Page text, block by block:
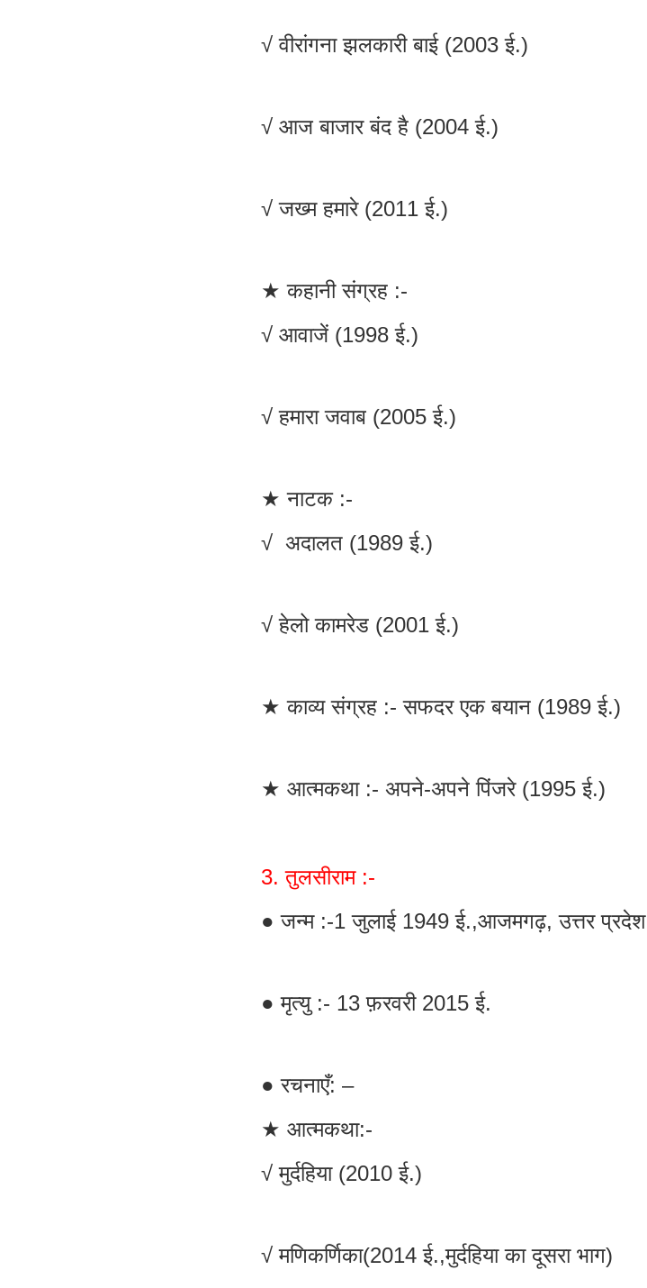
√ वीरांगना झलकारी बाई (2003 ई.)
√ आज बाजार बंद है (2004 ई.)
√ जख्म हमारे (2011 ई.)
★ कहानी संग्रह :-
√ आवाजें (1998 ई.)
√ हमारा जवाब (2005 ई.)
★ नाटक :-
√ अदालत (1989 ई.)
√ हेलो कामरेड (2001 ई.)
★ काव्य संग्रह :- सफदर एक बयान (1989 ई.)
★ आत्मकथा :- अपने-अपने पिंजरे (1995 ई.)
3. तुलसीराम :-
● जन्म :-1 जुलाई 1949 ई.,आजमगढ़, उत्तर प्रदेश
● मृत्यु :- 13 फ़रवरी 2015 ई.
● रचनाएँ: –
★ आत्मकथा:-
√ मुर्दहिया (2010 ई.)
√ मणिकर्णिका(2014 ई.,मुर्दहिया का दूसरा भाग)